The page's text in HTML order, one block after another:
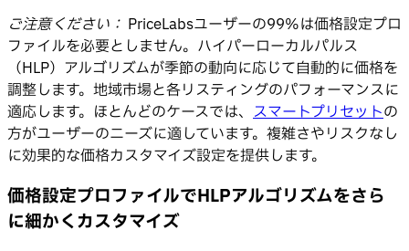
ご注意ください： PriceLabsユーザーの99%は価格設定プロ
ファイルを必要としません。ハイパーローカルパルス
（HLP）アルゴリズムが季節の動向に応じて自動的に価格を
調整します。地域市場と各リスティングのパフォーマンスに
適応します。ほとんどのケースでは、 スマートプリセットの
方がユーザーのニーズに適しています。複雑さやリスクなし
に効果的な価格カスタマイズ設定を提供します。
価格設定プロファイルでHLPアルゴリズムをさら
に細かくカスタマイズ